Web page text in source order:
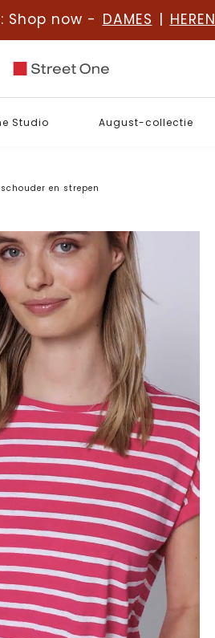
: Shop now - DAMES | HEREN
Studio August-collectie
en strepen